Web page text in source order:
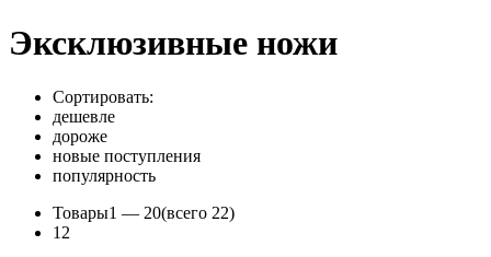
Эксклюзивные ножи
Сортировать:
дешевле
дороже
новые поступления
популярность
Товары1 — 20(всего 22)
1 2